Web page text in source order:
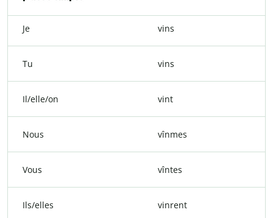
Je vins
Tu vins
Il/elle/on vint
Nous vînmes
Vous vîntes
Ils/elles vinrent